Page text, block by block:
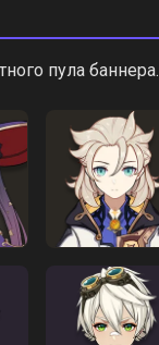
пула баннера.